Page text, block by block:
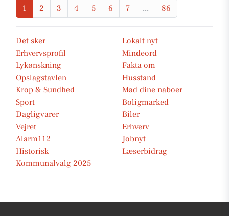
1 2 3 4 5 6 7 ... 86
Det sker
Lokalt nyt
Erhvervsprofil
Mindeord
Lykønskning
Fakta om
Opslagstavlen
Husstand
Krop & Sundhed
Mød dine naboer
Sport
Boligmarked
Dagligvarer
Biler
Vejret
Erhverv
Alarm112
Jobnyt
Historisk
Læserbidrag
Kommunalvalg 2025